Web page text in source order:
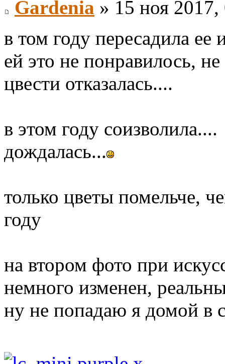
Gardenia » 15 ноя 2017,
в том году пересадила ее
ей это не понравилось,
цвести отказалась....
в этом году соизволила....
дождалась...
только цветы помельче,
году
на втором фото при
немного изменен,
ну не попадаю я домой в